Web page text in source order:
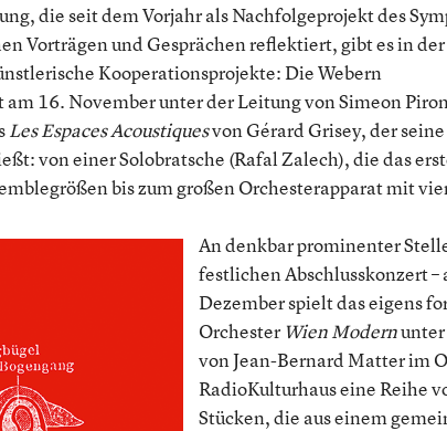
die seit dem Vorjahr als Nachfolgeprojekt des
Vorträgen und Gesprächen reflektiert, gibt es in
Kooperationsprojekte: Die Webern
16. November unter der Leitung von Simeon
Les Espaces Acoustiquesvon Gérard Grisey, der
von einer Solobratsche (Rafal Zalech), die das
bis zum großen Orchesterapparat mit
An denkbar prominenter
festlichen Abschlusskonzert –
Dezember spielt das eigens
Orchester Wien Modern
von Jean-Bernard Matter im
RadioKulturhaus eine Reihe
Stücken, die aus einem